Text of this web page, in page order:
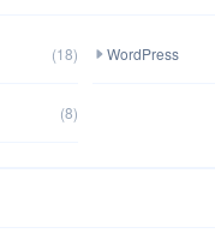
(18) WordPress
(8)